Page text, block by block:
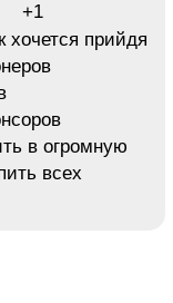
+1
хочется прийдя
в огромную
всех